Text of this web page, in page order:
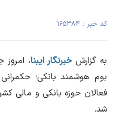
کد خبر : ۱۶۵۳۸۴
به گزارش خبرنگار ایبنا،
بوم هوشمند بانکی؛
فعالان حوزه بانکی و مالی
شد.